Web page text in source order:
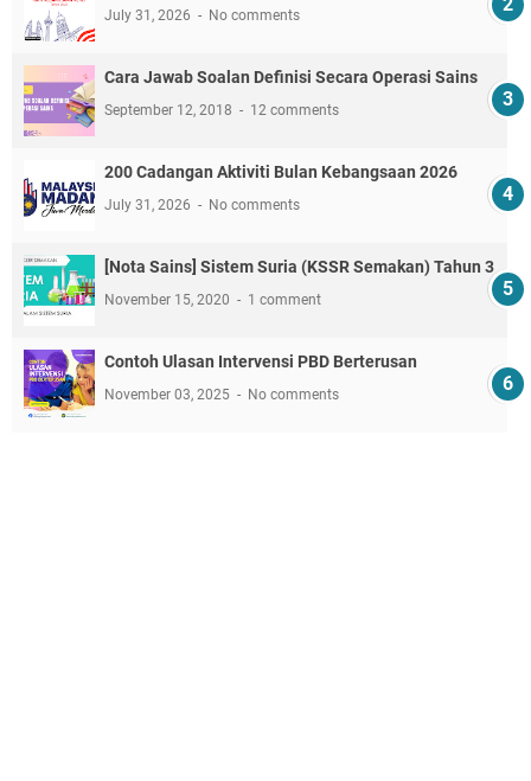
July 31, 2026 No comments
Cara Jawab Soalan Definisi Secara Operasi Sains
September 12, 2018 12 comments
200 Cadangan Aktiviti Bulan Kebangsaan 2026
July 31, 2026 No comments
[Nota Sains] Sistem Suria (KSSR Semakan) Tahun 3
November 15, 2020 1 comment
Contoh Ulasan Intervensi PBD Berterusan
November 03, 2025 No comments